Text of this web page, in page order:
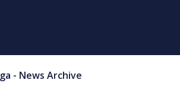
ga - News Archive